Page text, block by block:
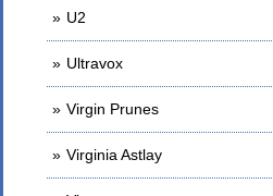
U2
Ultravox
Virgin Prunes
Virginia Astlay